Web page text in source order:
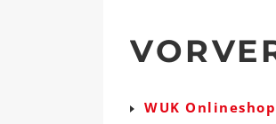
WUK Onlineshop